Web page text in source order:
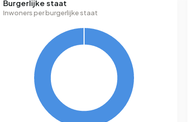
Burgerlijke staat
Inwoners per burgerlijke staat